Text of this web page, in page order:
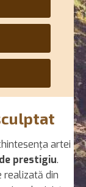
artei
prestigiu.
realizată din